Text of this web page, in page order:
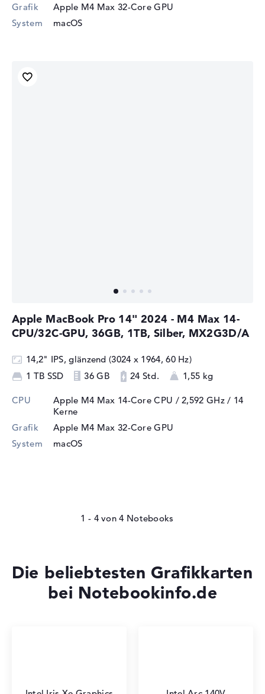
Grafik
Apple M4 Max 32-Core GPU
System
macOS
Apple MacBook Pro 14" 2024 - M4 Max 14-
CPU/32C-GPU, 36GB, 1TB, Silber, MX2G3D/A
14,2" IPS, glänzend (3024 x 1964, 60 Hz)
1 TB SSD
36 GB 24 Std. 1,55 kg
CPU Apple M4 Max 14-Core CPU / 2,592 GHz/ 14
Kerne
Grafik
Apple M4 Max 32-Core GPU
System
macOS
1 - 4von4
Die beliebtesten Grafikkarten
bei Notebookinfo.de